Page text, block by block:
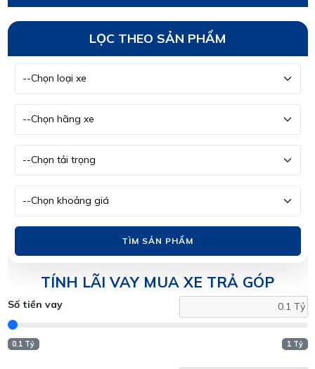
LỌC THEO SẢN PHẨM
TÌM SẢN PHẨM
TÍNH LÃI VAY MUA XE TRẢ GÓP
Số tiền vay
0.1 Tỷ 1 Tỷ